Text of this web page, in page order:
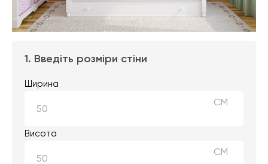
1. Введіть розміри стіни
Ширина
СМ
Висота
СМ